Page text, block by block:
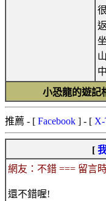
小恐龍的遊記
推薦 - [ Facebook ] - [
[
網友：不錯 === 留言
還不錯喔!